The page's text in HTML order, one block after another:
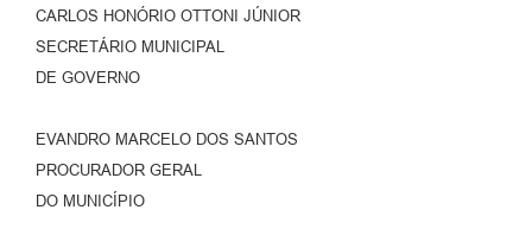
CARLOS HONÓRIO OTTONI JÚNIOR
SECRETÁRIO MUNICIPAL
DE GOVERNO
EVANDRO MARCELO DOS SANTOS
PROCURADOR GERAL
DO MUNICÍPIO